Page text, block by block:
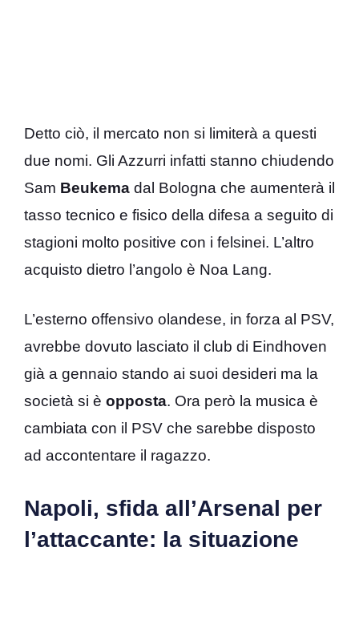
Detto ciò, il mercato non si limiterà a questi
due nomi. Gli Azzurri infatti stanno chiudendo
Sam Beukema dal Bologna che aumenterà il
tasso tecnico e fisico della difesa a seguito di
stagioni molto positive con i felsinei. L’altro
acquisto dietro l’angolo è Noa Lang.
L’esterno offensivo olandese, in forza al PSV,
avrebbe dovuto lasciato il club di Eindhoven
già a gennaio stando ai suoi desideri ma la
società si è opposta. Ora però la musica è
cambiata con il PSV che sarebbe disposto
ad accontentare il ragazzo.
Napoli, sfida all’Arsenal per
l’attaccante: la situazione